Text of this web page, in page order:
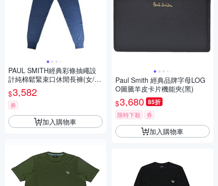
PAUL SMITH經典彩條抽繩設
計純棉鬆緊束口休閒長褲(女/
藍)
$3,582
券
加入購物車
Paul Smith 經典品牌字母LOG
O圖騰羊皮卡片機能夾(黑)
$3,680 85折
限時下殺 券
加入購物車